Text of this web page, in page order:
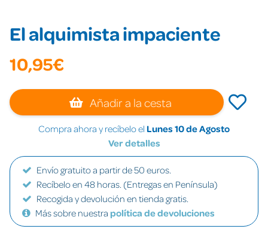
El alquimista impaciente
10,95€
Añadir a la cesta
Compra ahora y recíbelo el Lunes 10 de Agosto
Ver detalles
Envío gratuito a partir de 50 euros.
Recíbelo en 48 horas. (Entregas en Península)
Recogida y devolución en tienda gratis.
Más sobre nuestra política de devoluciones